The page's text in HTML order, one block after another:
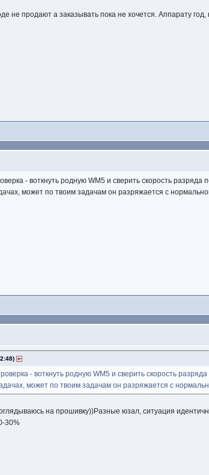
не продают а заказывать пока не хочется. Аппарату
- воткнуть родную WM5 и сверить скорость
может по твоим задачам он разряжается с
- воткнуть родную WM5 и сверить скорость
может по твоим задачам он разряжается с
на прошивку))Разные юзал, ситуация
30%